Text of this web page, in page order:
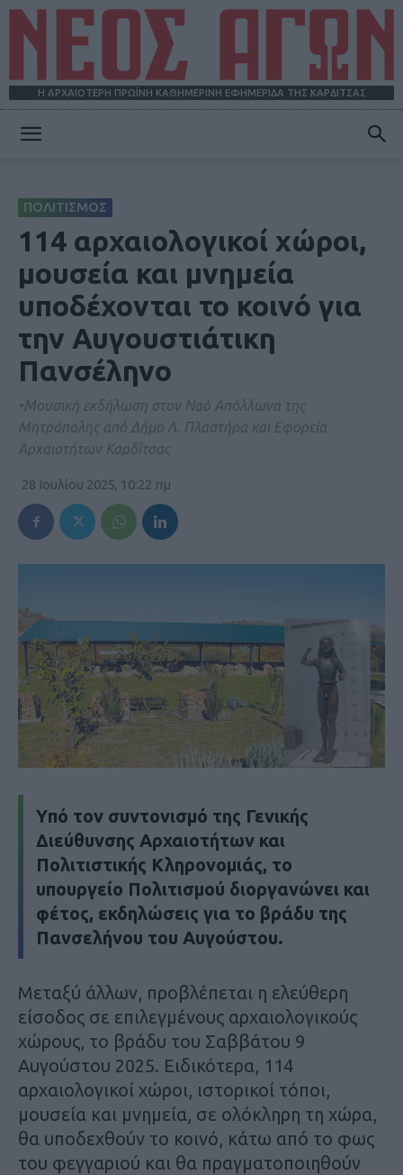
Η ΑΡΧΑΙΟΤΕΡΗ ΠΡΩΪΝΗ ΚΑΘΗΜΕΡΙΝΗ ΕΦΗΜΕΡΙΔΑ ΤΗΣ ΚΑΡΔΙΤΣΑΣ
ΠΟΛΙΤΙΣΜΟΣ
114 αρχαιολογικοί χώροι,
μουσεία και μνημεία
υποδέχονται το κοινό για
την Αυγουστιάτικη
Πανσέληνο
•Μουσική εκδήλωση στον Ναό Απόλλωνα της
Μητρόπολης από Δήμο Λ. Πλαστήρα και Εφορεία
Αρχαιοτήτων Καρδίτσας
28 Ιουλίου 2025, 10:22 πμ
Yπό τον συντονισμό της Γενικής
Διεύθυνσης Αρχαιοτήτων και
Πολιτιστικής Κληρονομιάς, το
υπουργείο Πολιτισμού διοργανώνει και
φέτος, εκδηλώσεις για το βράδυ της
Πανσελήνου του Αυγούστου.
Μεταξύ άλλων, προβλέπεται η ελεύθερη
είσοδος σε επιλεγμένους αρχαιολογικούς
χώρους, το βράδυ του Σαββάτου 9
Αυγούστου 2025. Ειδικότερα, 114
αρχαιολογικοί χώροι, ιστορικοί τόποι,
μουσεία και μνημεία, σε ολόκληρη τη χώρα,
θα υποδεχθούν το κοινό, κάτω από το φως
του φεγγαριού και θα πραγματοποιηθούν